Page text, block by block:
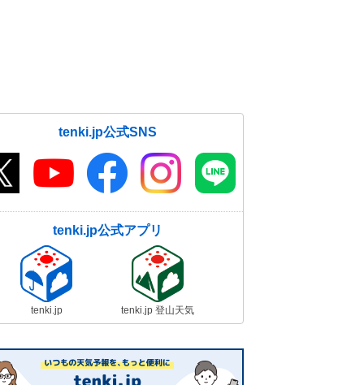
tenki.jp公式SNS
tenki.jp公式アプリ
tenki.jp tenki.jp 登山天気